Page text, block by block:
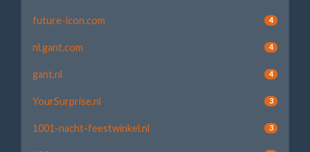
future-icon.com 4
nl.gant.com 4
gant.nl 4
YourSurprise.nl 3
1001-nacht-feestwinkel.nl 3